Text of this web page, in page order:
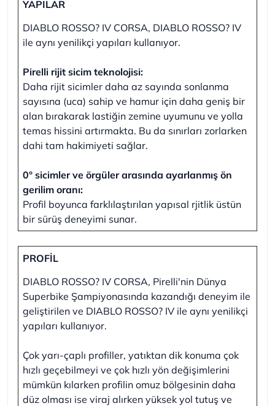
YAPILAR
DIABLO ROSSO? IV CORSA, DIABLO ROSSO? IV
ile aynı yenilikçi yapıları kullanıyor.
Pirelli rijit sicim teknolojisi:
Daha rijit sicimler daha az sayında sonlanma
sayısına (uca) sahip ve hamur için daha geniş bir
alan bırakarak lastiğin zemine uyumunu ve yolla
temas hissini artırmakta. Bu da sınırları zorlarken
dahi tam hakimiyeti sağlar.
0° sicimler ve örgüler arasında ayarlanmış ön
gerilim oranı:
Profil boyunca farklılaştırılan yapısal rjitlik üstün
bir sürüş deneyimi sunar.
PROFİL
DIABLO ROSSO? IV CORSA, Pirelli'nin Dünya
Superbike Şampiyonasında kazandığı deneyim ile
geliştirilen ve DIABLO ROSSO? IV ile aynı yenilikçi
yapıları kullanıyor.
Çok yarı-çaplı profiller, yatıktan dik konuma çok
hızlı geçebilmeyi ve çok hızlı yön değişimlerini
mümkün kılarken profilin omuz bölgesinin daha
düz olması ise viraj alırken yüksek yol tutuş ve